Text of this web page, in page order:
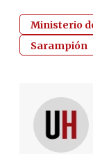
Ministerio
Sarampión